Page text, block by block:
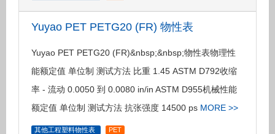
Yuyao PET PETG20 (FR) 物性表
Yuyao PET PETG20 (FR)&nbsp;&nbsp;物性表物理性
能额定值 单位制 测试方法 比重 1.45 ASTM D792收缩
率 - 流动 0.0050 到 0.0080 in/in ASTM D955机械性能
额定值 单位制 测试方法 抗张强度 14500 ps MORE >>
其他工程塑料物性表 PET